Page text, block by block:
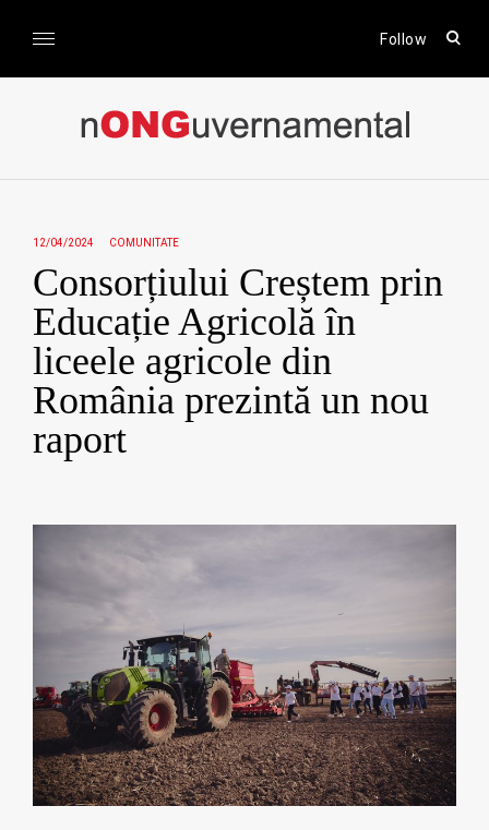
Follow
open
form
nONGuvernamental
12/04/2024 COMUNITATE
Consorțiului Creștem prin
Educație Agricolă în
liceele agricole din
România prezintă un nou
raport